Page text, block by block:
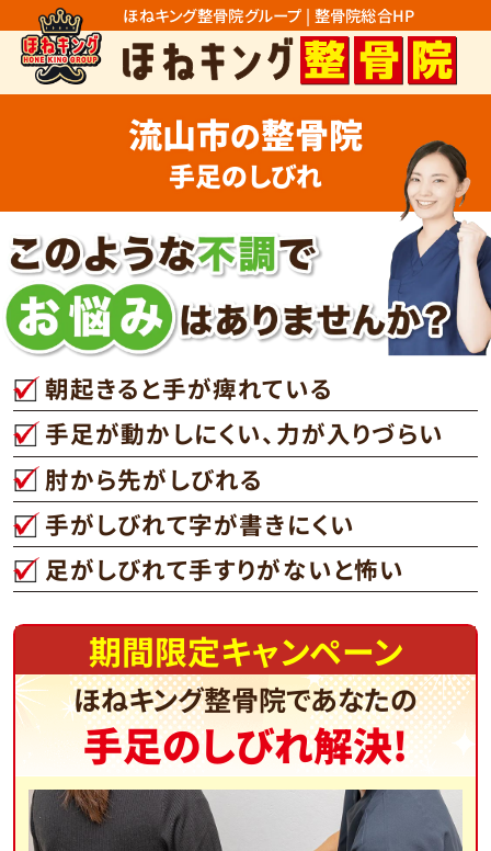
ほねキング整骨院グループ | 整骨院総合HP
流山市の整骨院
手足のしびれ
朝起きると手が痺れている
手足が動かしにくい、力が入りづらい
肘から先がしびれる
手がしびれて字が書きにくい
足がしびれて手すりがないと怖い
期間限定キャンペーン
ほねキング整骨院であなたの
手足のしびれ解決!